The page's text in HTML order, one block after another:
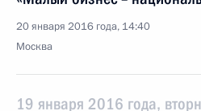
20 января 2016 года, 14:40
Москва
19 января 2016 года,